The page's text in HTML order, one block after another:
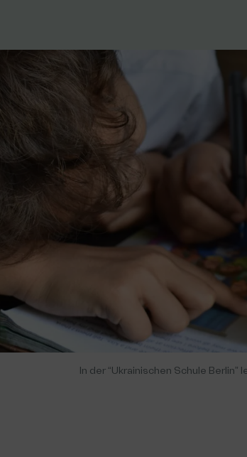
In der “Ukrainischen Schule